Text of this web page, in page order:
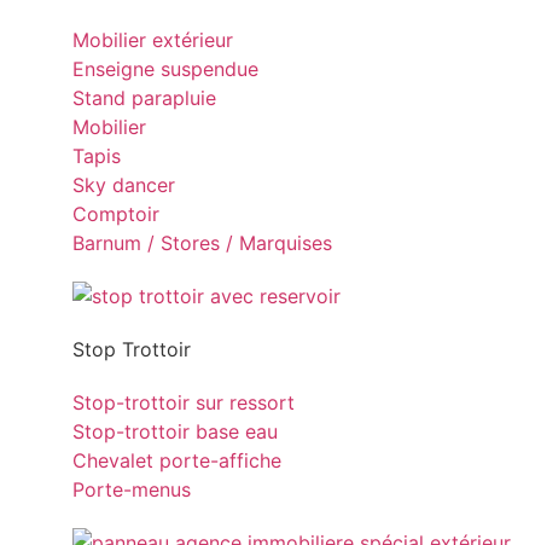
Mobilier extérieur
Enseigne suspendue
Stand parapluie
Mobilier
Tapis
Sky dancer
Comptoir
Barnum / Stores / Marquises
Stop Trottoir
Stop-trottoir sur ressort
Stop-trottoir base eau
Chevalet porte-affiche
Porte-menus